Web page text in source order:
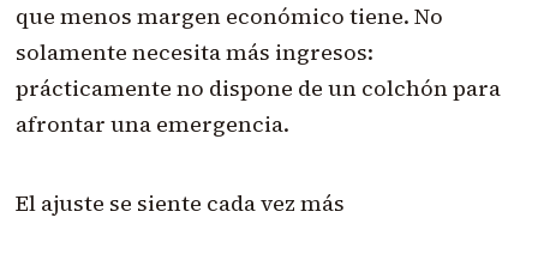
que menos margen económico tiene. No
solamente necesita más ingresos:
prácticamente no dispone de un colchón para
afrontar una emergencia.
El ajuste se siente cada vez más